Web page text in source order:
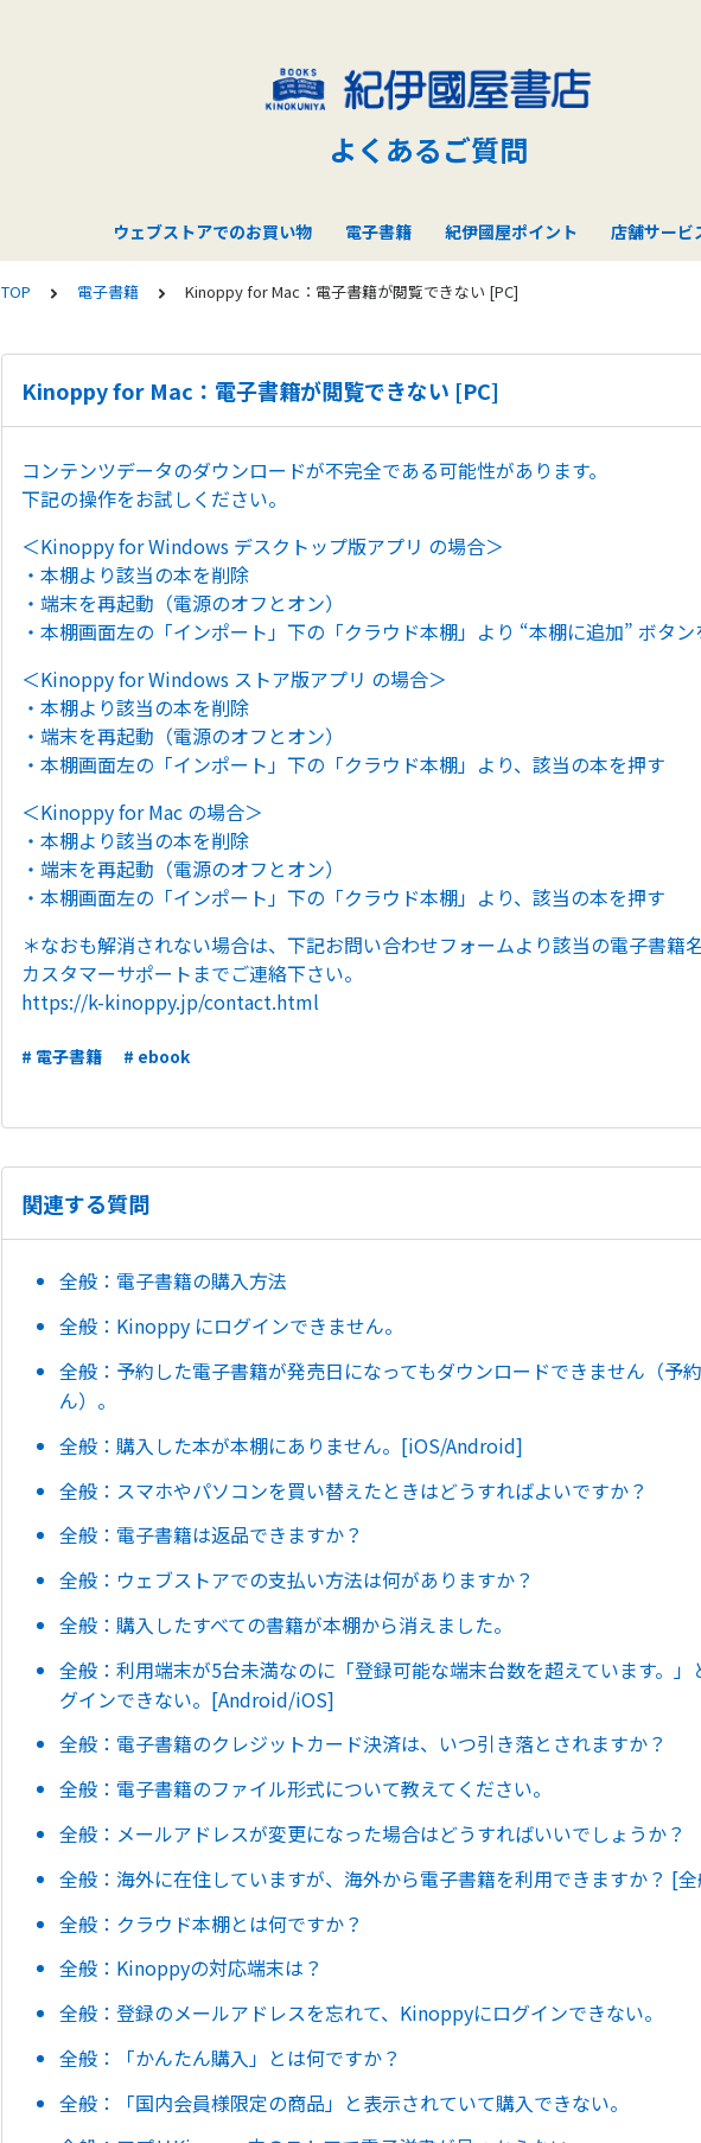
よくあるご質問
ウェブストアでのお買い物 電子書籍 紀伊國屋ポイント 店舗サービ
TOP 電子書籍 Kinoppy for Mac：電子書籍が閲覧できない [PC]
Kinoppy for Mac：電子書籍が閲覧できない [PC]
コンテンツデータのダウンロードが不完全である可能性があります。
下記の操作をお試しください。
＜Kinoppy for Windows デスクトップ版アプリ の場合＞
・本棚より該当の本を削除
・端末を再起動（電源のオフとオン）
・本棚画面左の「インポート」下の「クラウド本棚」より “本棚に追加” ボタン
＜Kinoppy for Windows ストア版アプリ の場合＞
・本棚より該当の本を削除
・端末を再起動（電源のオフとオン）
・本棚画面左の「インポート」下の「クラウド本棚」より、該当の本を押す
＜Kinoppy for Mac の場合＞
・本棚より該当の本を削除
・端末を再起動（電源のオフとオン）
・本棚画面左の「インポート」下の「クラウド本棚」より、該当の本を押す
＊なおも解消されない場合は、下記お問い合わせフォームより該当の電子書籍
カスタマーサポートまでご連絡下さい。
https://k-kinoppy.jp/contact.html
# 電子書籍 # ebook
関連する質問
全般：電子書籍の購入方法
全般：Kinoppy にログインできません。
全般：予約した電子書籍が発売日になってもダウンロードできません（予
ん）。
全般：購入した本が本棚にありません。[iOS/Android]
全般：スマホやパソコンを買い替えたときはどうすればよいですか？
全般：電子書籍は返品できますか？
全般：ウェブストアでの支払い方法は何がありますか？
全般：購入したすべての書籍が本棚から消えました。
全般：利用端末が5台未満なのに「登録可能な端末台数を超えています。」
グインできない。[Android/iOS]
全般：電子書籍のクレジットカード決済は、いつ引き落とされますか？
全般：電子書籍のファイル形式について教えてください。
全般：メールアドレスが変更になった場合はどうすればいいでしょうか？
全般：海外に在住していますが、海外から電子書籍を利用できますか？ [
全般：クラウド本棚とは何ですか？
全般：Kinoppyの対応端末は？
全般：登録のメールアドレスを忘れて、Kinoppyにログインできない。
全般：「かんたん購入」とは何ですか？
全般：「国内会員様限定の商品」と表示されていて購入できない。